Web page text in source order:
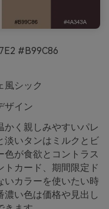
#B99C86
風シック
ザイン
く親しみやすいパレ
淡いタンはミルクとビ
色が食欲とコントラス
トカード、期間限定ド
いカラーを使いたい時
濃い色は価格や見出し